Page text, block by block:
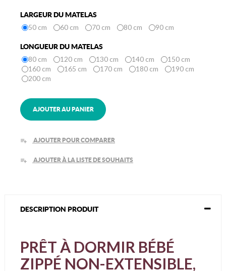
LARGEUR DU MATELAS
50 cm 60 cm 70 cm 80 cm 90 cm
LONGUEUR DU MATELAS
80 cm 120 cm 130 cm 140 cm
150 cm
160 cm
165 cm 170 cm 180 cm
190 cm
200 cm
AJOUTER AU PANIER
playlist_add AJOUTER POUR COMPARER
playlist_add AJOUTER À LA LISTE DE SOUHAITS
DESCRIPTION PRODUIT
PRÊT À DORMIR BÉBÉ
ZIPPÉ NON-EXTENSIBLE,